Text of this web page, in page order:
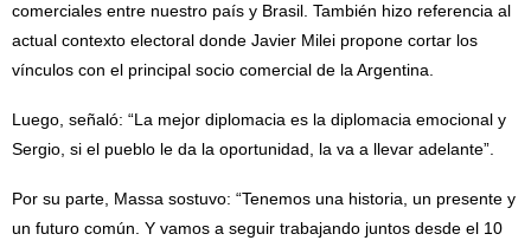
comerciales entre nuestro país y Brasil. También hizo referencia al
actual contexto electoral donde Javier Milei propone cortar los
vínculos con el principal socio comercial de la Argentina.
Luego, señaló: “La mejor diplomacia es la diplomacia emocional y
Sergio, si el pueblo le da la oportunidad, la va a llevar adelante”.
Por su parte, Massa sostuvo: “Tenemos una historia, un presente y
un futuro común. Y vamos a seguir trabajando juntos desde el 10